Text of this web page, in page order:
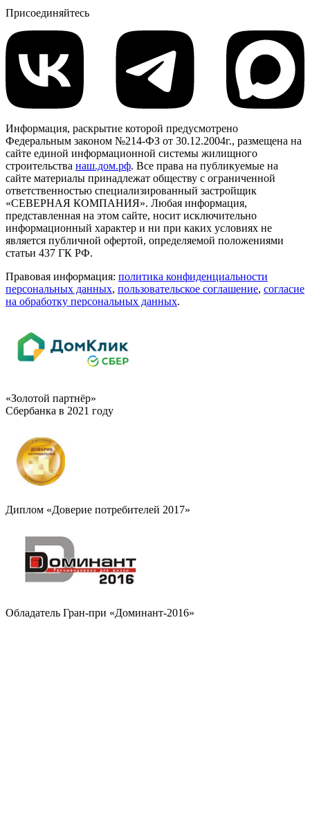
Присоединяйтесь
Информация, раскрытие которой предусмотрено
Федеральным законом №214-ФЗ от 30.12.2004г., размещена на
сайте единой информационной системы жилищного
строительства наш.дом.рф. Все права на публикуемые на
сайте материалы принадлежат обществу с ограниченной
ответственностью специализированный застройщик
«СЕВЕРНАЯ КОМПАНИЯ». Любая информация,
представленная на этом сайте, носит исключительно
информационный характер и ни при каких условиях не
является публичной офертой, определяемой положениями
статьи 437 ГК РФ.
Правовая информация: политика конфиденциальности
персональных данных, пользовательское cоглашение, cогласие
на обработку персональных данных.
«Золотой партнёр»
Сбербанка в 2021 году
Диплом «Доверие потребителей 2017»
Обладатель Гран-при «Доминант-2016»